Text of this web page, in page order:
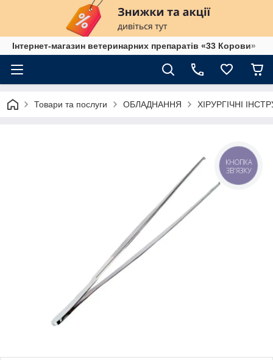
Інтернет-магазин ветеринарних препаратів «33 Корови»
Товари та послуги ОБЛАДНАННЯ ХІРУРГІЧНІ
КНОПКА
ЗВ'ЯЗКУ